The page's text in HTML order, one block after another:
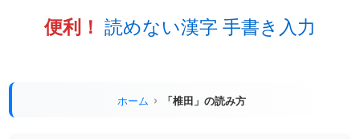
便利！ 読めない漢字 手書き入力
ホーム 「椎田」の読み方